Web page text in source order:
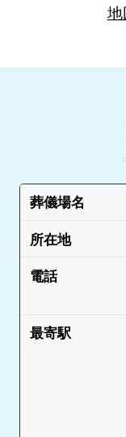
葬儀場名
所在地
電話
最寄駅